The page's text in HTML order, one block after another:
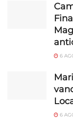
6
6